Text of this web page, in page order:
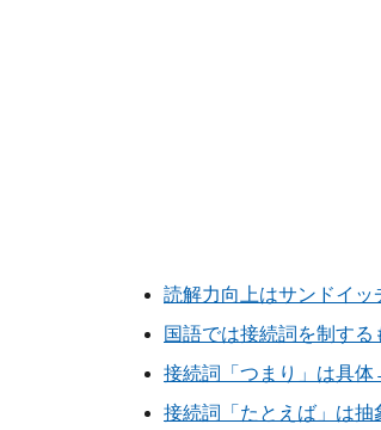
読解力向上はサンドイッ
国語では接続詞を制する
接続詞「つまり」は具
接続詞「たとえば」は